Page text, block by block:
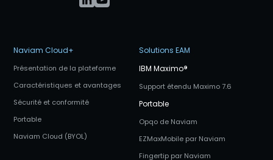
Naviam Cloud+
Présentation de la plateforme
Caractéristiques et avantages
Sécurité et conformité
Portable
Naviam Cloud (BYOL)
Solutions EAM
IBM Maximo®
Support étendu Maximo 7.6
Portable
Opqo de Naviam
EZMaxMobile par Naviam
Fingertip par Naviam